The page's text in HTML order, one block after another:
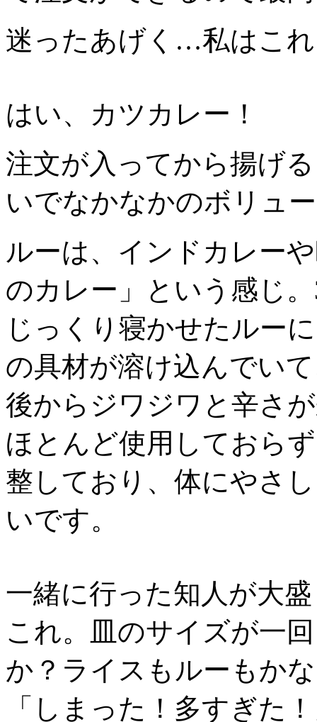
迷ったあげく…私はこ
はい、カツカレー！
注文が入ってから揚げ
いでなかなかのボリュ
ルーは、インドカレー
のカレー」という感じ
じっくり寝かせたルー
の具材が溶け込んでい
後からジワジワと辛さ
ほとんど使用しておら
整しており、体にやさ
いです。
一緒に行った知人が大
これ。皿のサイズが一
か？ライスもルーもか
「しまった！多すぎた